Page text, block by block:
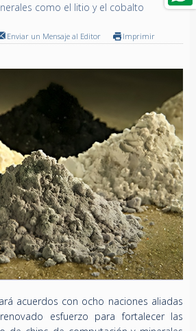
como el litio y el cobalto
Enviar un Mensaje al Editor Imprimir
acuerdos con ocho naciones aliadas
esfuerzo para fortalecer las